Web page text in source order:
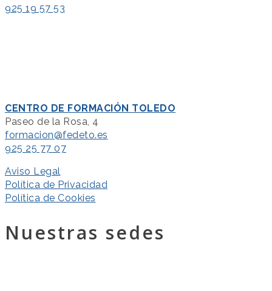
925 19 57 53
CENTRO DE FORMACIÓN TOLEDO
Paseo de la Rosa, 4
formacion@fedeto.es
925 25 77 07
Aviso Legal
Política de Privacidad
Política de Cookies
Nuestras sedes